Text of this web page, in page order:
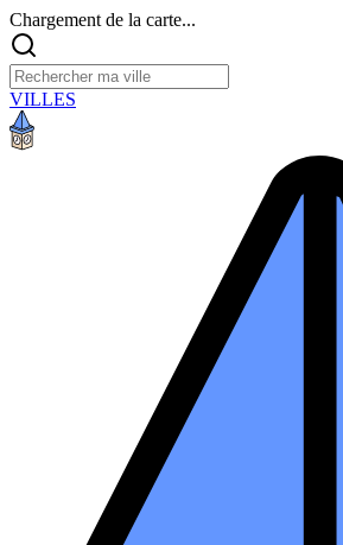
Chargement de la carte...
VILLES